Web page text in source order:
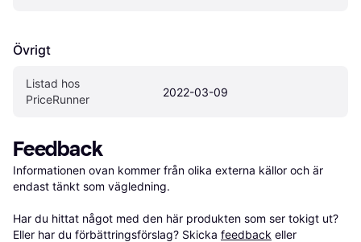
Övrigt
Listad hos
PriceRunner
2022-03-09
Feedback
Informationen ovan kommer från olika externa källor och är
endast tänkt som vägledning.
Har du hittat något med den här produkten som ser tokigt ut?
Eller har du förbättringsförslag? Skicka feedback eller